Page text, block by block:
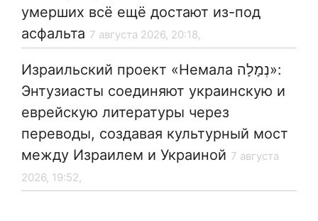
умерших всё ещё достают из-под
асфальта 7 августа 2026, 20:18,
Израильский проект «Немала נְמָלָה»:
Энтузиасты соединяют украинскую и
еврейскую литературы через
переводы, создавая культурный мост
между Израилем и Украиной 7 августа
2026, 19:52,